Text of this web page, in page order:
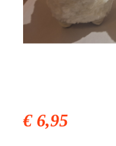
€ 6,95